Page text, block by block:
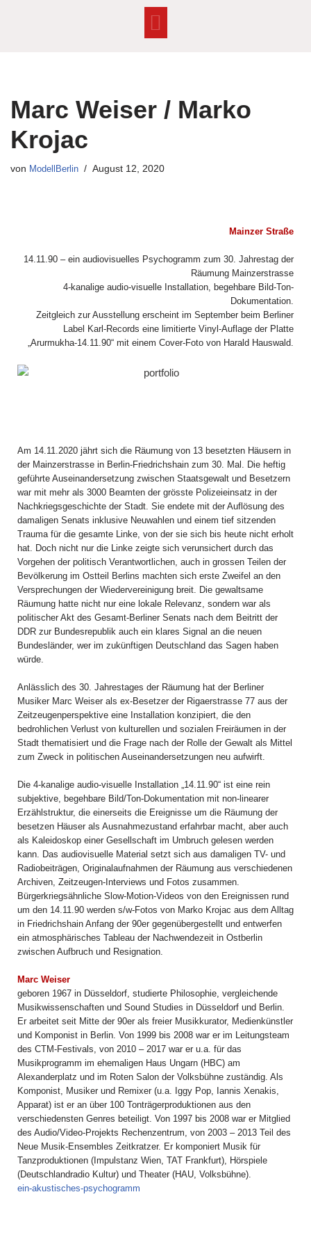
Marc Weiser / Marko
Krojac
von ModellBerlin August 12, 2020
Mainzer Straße
14.11.90 – ein audiovisuelles Psychogramm zum 30. Jahrestag der
Räumung Mainzerstrasse
4-kanalige audio-visuelle Installation, begehbare Bild-Ton-
Dokumentation.
Zeitgleich zur Ausstellung erscheint im September beim Berliner
Label Karl-Records eine limitierte Vinyl-Auflage der Platte
„Arurmukha-14.11.90“ mit einem Cover-Foto von Harald Hauswald.
Am 14.11.2020 jährt sich die Räumung von 13 besetzten Häusern in
der Mainzerstrasse in Berlin-Friedrichshain zum 30. Mal. Die heftig
geführte Auseinandersetzung zwischen Staatsgewalt und Besetzern
war mit mehr als 3000 Beamten der grösste Polizeieinsatz in der
Nachkriegsgeschichte der Stadt. Sie endete mit der Auflösung des
damaligen Senats inklusive Neuwahlen und einem tief sitzenden
Trauma für die gesamte Linke, von der sie sich bis heute nicht erholt
hat. Doch nicht nur die Linke zeigte sich verunsichert durch das
Vorgehen der politisch Verantwortlichen, auch in grossen Teilen der
Bevölkerung im Ostteil Berlins machten sich erste Zweifel an den
Versprechungen der Wiedervereinigung breit. Die gewaltsame
Räumung hatte nicht nur eine lokale Relevanz, sondern war als
politischer Akt des Gesamt-Berliner Senats nach dem Beitritt der
DDR zur Bundesrepublik auch ein klares Signal an die neuen
Bundesländer, wer im zukünftigen Deutschland das Sagen haben
würde.
Anlässlich des 30. Jahrestages der Räumung hat der Berliner
Musiker Marc Weiser als ex-Besetzer der Rigaerstrasse 77 aus der
Zeitzeugenperspektive eine Installation konzipiert, die den
bedrohlichen Verlust von kulturellen und sozialen Freiräumen in der
Stadt thematisiert und die Frage nach der Rolle der Gewalt als Mittel
zum Zweck in politischen Auseinandersetzungen neu aufwirft.
Die 4-kanalige audio-visuelle Installation „14.11.90“ ist eine rein
subjektive, begehbare Bild/Ton-Dokumentation mit non-linearer
Erzählstruktur, die einerseits die Ereignisse um die Räumung der
besetzen Häuser als Ausnahmezustand erfahrbar macht, aber auch
als Kaleidoskop einer Gesellschaft im Umbruch gelesen werden
kann. Das audiovisuelle Material setzt sich aus damaligen TV- und
Radiobeiträgen, Originalaufnahmen der Räumung aus verschiedenen
Archiven, Zeitzeugen-Interviews und Fotos zusammen.
Bürgerkriegsähnliche Slow-Motion-Videos von den Ereignissen rund
um den 14.11.90 werden s/w-Fotos von Marko Krojac aus dem Alltag
in Friedrichshain Anfang der 90er gegenübergestellt und entwerfen
ein atmosphärisches Tableau der Nachwendezeit in Ostberlin
zwischen Aufbruch und Resignation.
Marc Weiser
geboren 1967 in Düsseldorf, studierte Philosophie, vergleichende
Musikwissenschaften und Sound Studies in Düsseldorf und Berlin.
Er arbeitet seit Mitte der 90er als freier Musikkurator, Medienkünstler
und Komponist in Berlin. Von 1999 bis 2008 war er im Leitungsteam
des CTM-Festivals, von 2010 – 2017 war er u.a. für das
Musikprogramm im ehemaligen Haus Ungarn (HBC) am
Alexanderplatz und im Roten Salon der Volksbühne zuständig. Als
Komponist, Musiker und Remixer (u.a. Iggy Pop, Iannis Xenakis,
Apparat) ist er an über 100 Tonträgerproduktionen aus den
verschiedensten Genres beteiligt. Von 1997 bis 2008 war er Mitglied
des Audio/Video-Projekts Rechenzentrum, von 2003 – 2013 Teil des
Neue Musik-Ensembles Zeitkratzer. Er komponiert Musik für
Tanzproduktionen (Impulstanz Wien, TAT Frankfurt), Hörspiele
(Deutschlandradio Kultur) und Theater (HAU, Volksbühne).
ein-akustisches-psychogramm